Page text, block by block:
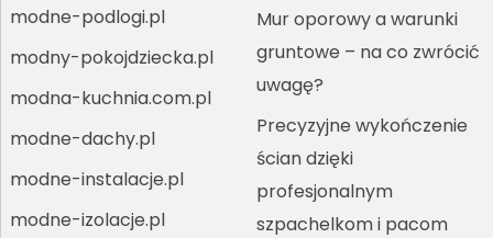
modne-podlogi.pl
modny-pokojdziecka.pl
modna-kuchnia.com.pl
modne-dachy.pl
modne-instalacje.pl
modne-izolacje.pl
Mur oporowy a warunki
gruntowe – na co zwrócić
uwagę?
Precyzyjne wykończenie
ścian dzięki
profesjonalnym
szpachelkom i pacom